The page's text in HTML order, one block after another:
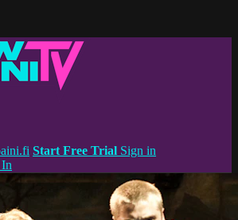
Start Free Trial Sign in